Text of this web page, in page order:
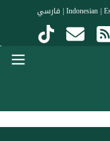
Indonesian |
| فارسي